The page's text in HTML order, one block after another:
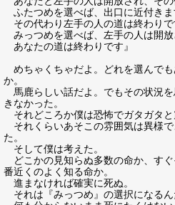
ふたつめを選べば、出口に近付きま
その代わり左手の人の道は終わりで
みっつめを選べば、左手の人は開放
あなたの道は終わりです』
めちゃくちゃだよ。どれを選んで
か。
馬鹿らしい話だよ。でもその状況
きなかった。
それどころか僕は恐怖でガタガタと
それくらいあそこの雰囲気は異様
た。
そして僕は考えた。
どこかの見知らぬ多数の命か、す
番近くのよく知る命か。
進まなければ確実に死ぬ。
それは『みっつめ』の選択になるん